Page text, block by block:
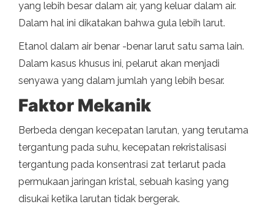
yang lebih besar dalam air, yang keluar dalam air.
Dalam hal ini dikatakan bahwa gula lebih larut.
Etanol dalam air benar -benar larut satu sama lain.
Dalam kasus khusus ini, pelarut akan menjadi
senyawa yang dalam jumlah yang lebih besar.
Faktor Mekanik
Berbeda dengan kecepatan larutan, yang terutama
tergantung pada suhu, kecepatan rekristalisasi
tergantung pada konsentrasi zat terlarut pada
permukaan jaringan kristal, sebuah kasing yang
disukai ketika larutan tidak bergerak.